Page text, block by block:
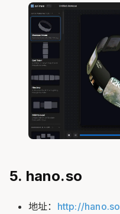
5. hano.so
地址： http://hano.so